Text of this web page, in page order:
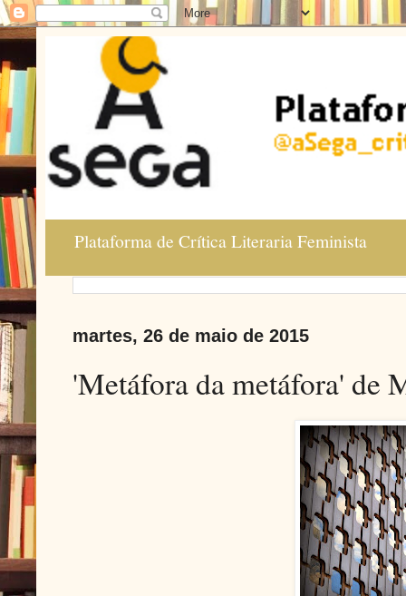
Plataforma de Crítica Literaria Feminista
martes, 26 de maio de 2015
'Metáfora da metáfora' de